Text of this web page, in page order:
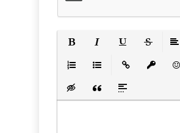
Вставка скрытого
Вставка цитаты
Вставка